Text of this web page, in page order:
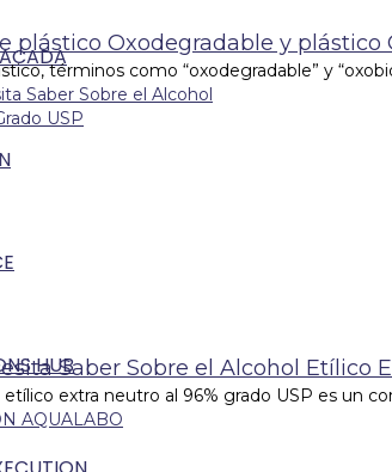
HUB
plástico Oxodegradable y
términos como “oxodegradable” y
Saber Sobre el Alcohol Etílico
etílico extra neutro al 96% grado USP es un